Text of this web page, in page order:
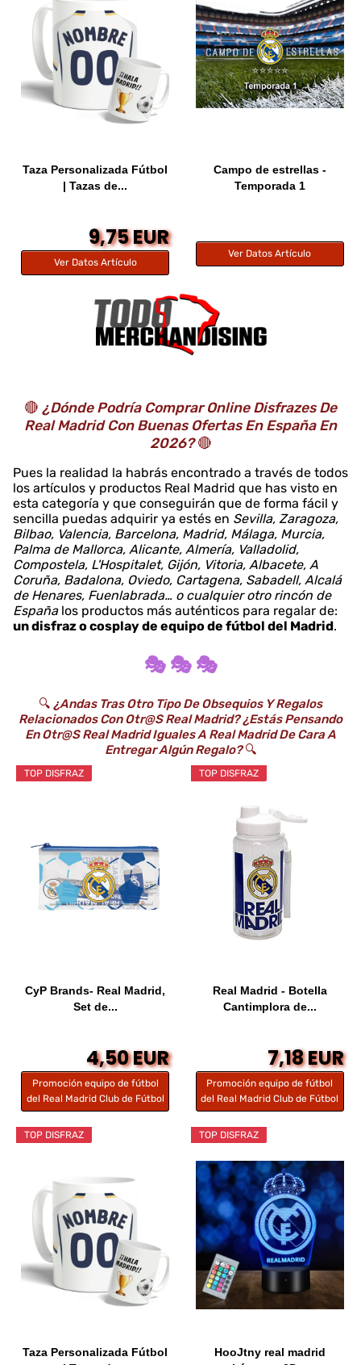
Taza Personalizada Fútbol
| Tazas de...
9,75 EUR
Ver Datos Artículo
Campo de estrellas -
Temporada 1
Ver Datos Artículo
🔴 ¿Dónde Podría Comprar Online Disfrazes De
Real Madrid Con Buenas Ofertas En España En
2026?🔴
Pues la realidad la habrás encontrado a través de todos
los artículos y productos Real Madrid que has visto en
esta categoría y que conseguirán que de forma fácil y
sencilla puedas adquirir ya estés en Sevilla, Zaragoza,
Bilbao, Valencia, Barcelona, Madrid, Málaga, Murcia,
Palma de Mallorca, Alicante, Almería, Valladolid,
Compostela, L'Hospitalet, Gijón, Vitoria, Albacete, A
Coruña, Badalona, Oviedo, Cartagena, Sabadell, Alcalá
de Henares, Fuenlabrada… o cualquier otro rincón de
Españalos productos más auténticos para regalar de:
un disfraz o cosplay de equipo de fútbol del Madrid.
🎭 🎭 🎭
🔍 ¿Andas Tras Otro Tipo De Obsequios Y Regalos
Relacionados Con Otr@s Real Madrid? ¿Estás Pensando
En Otr@s Real Madrid Iguales A Real Madrid De Cara A
Entregar Algún Regalo?🔍
TOP DISFRAZ
CyP Brands- Real Madrid,
Set de...
4,50 EUR
Promoción equipo de fútbol
del Real Madrid Club de Fútbol
TOP DISFRAZ
Real Madrid - Botella
Cantimplora de...
7,18 EUR
Promoción equipo de fútbol
del Real Madrid Club de Fútbol
TOP DISFRAZ
Taza Personalizada Fútbol
TOP DISFRAZ
HooJtny real madrid